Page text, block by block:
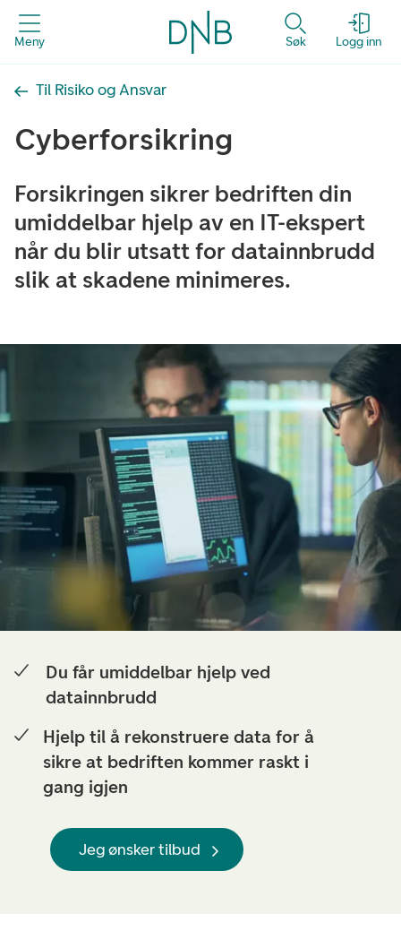
Meny Søk Logg inn
Til Risiko og Ansvar
Cyberforsikring
Forsikringen sikrer bedriften din
umiddelbar hjelp av en IT-ekspert
når du blir utsatt for datainnbrudd
slik at skadene minimeres.
Du får umiddelbar hjelp ved
datainnbrudd
Hjelp til å rekonstruere data for å
sikre at bedriften kommer raskt i
gang igjen
Jeg ønsker tilbud